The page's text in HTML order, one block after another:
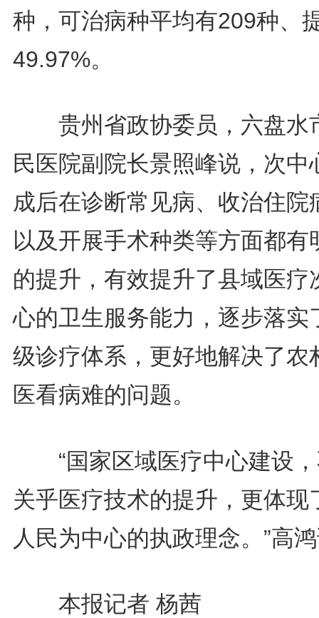
种，可治病种平均有209种、
49.97%。
贵州省政协委员，六盘水
民医院副院长景照峰说，次中
成后在诊断常见病、收治住院
以及开展手术种类等方面都有
的提升，有效提升了县域医疗
心的卫生服务能力，逐步落实
级诊疗体系，更好地解决了农
医看病难的问题。
“国家区域医疗中心建设，
关乎医疗技术的提升，更体现
人民为中心的执政理念。”高
本报记者 杨茜